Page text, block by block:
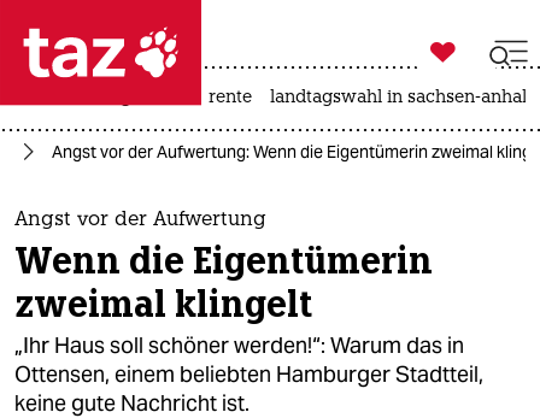
 taz zahl ich
taz zahl ich
themen
politik
öko
gesellschaft

taz zahl ich
rente landtagswahl in sachsen-anhalt
Angst vor der Aufwertung: Wenn die Eigentümerin zweimal
Angst vor der Aufwertung
Wenn die Eigentümerin
zweimal klingelt
„Ihr Haus soll schöner werden!“: Warum das in
Ottensen, einem beliebten Hamburger Stadtteil,
keine gute Nachricht ist.